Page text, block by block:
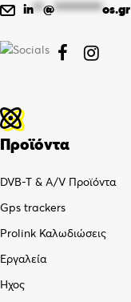
in**@**********os.gr
 
Προϊόντα
DVB-T & A/V Προϊόντα
Gps trackers
Prolink Καλωδιώσεις
Εργαλεία
Ήχος